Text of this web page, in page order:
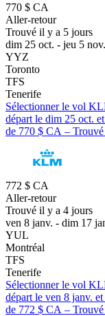
770 $ CA
Aller-retour
Trouvé il y a 5 jours
dim 25 oct. - jeu 5 nov.
YYZ
Toronto
TFS
Tenerife
Sélectionner le vol
départ le dim 25 oct.
de 770 $ CA –
772 $ CA
Aller-retour
Trouvé il y a 4 jours
ven 8 janv. - dim 17
YUL
Montréal
TFS
Tenerife
Sélectionner le vol
départ le ven 8 janv.
de 772 $ CA –